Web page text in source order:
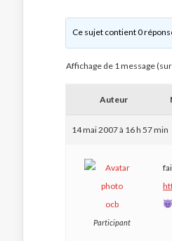
Ce sujet contient 0
Affichage de 1 message
Auteur
14 mai 2007 à 16 h 57 min
ocb
Participant